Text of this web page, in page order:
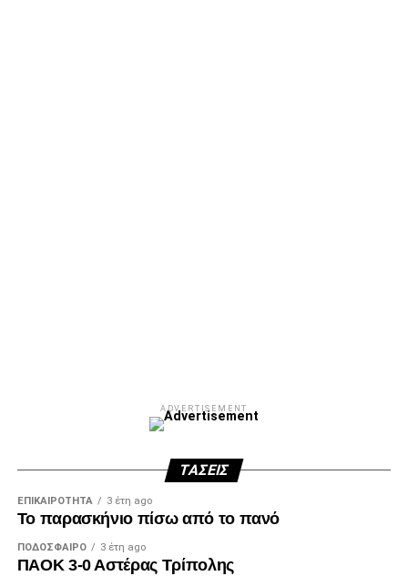
ADVERTISEMENT
ΤΆΣΕΙΣ
ΕΠΙΚΑΙΡΌΤΗΤΑ 3 έτη ago
Το παρασκήνιο πίσω από το πανό
ΠΟΔΌΣΦΑΙΡΟ 3 έτη ago
ΠΑΟΚ 3-0 Αστέρας Τρίπολης